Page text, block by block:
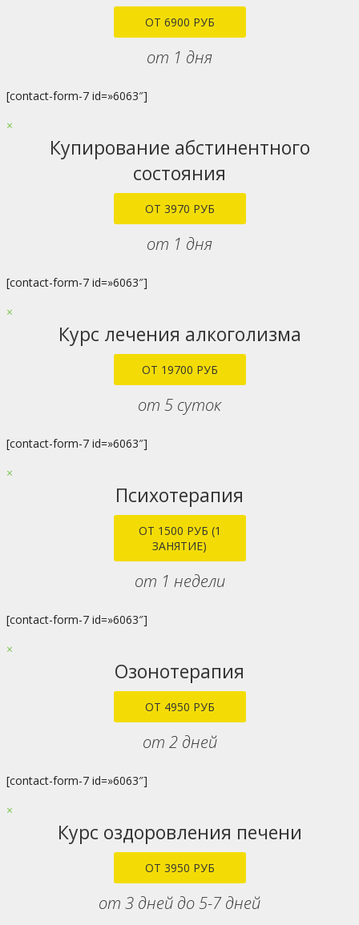
ОТ 6900 РУБ
от 1 дня
[contact-form-7 id=»6063″]
×
Купирование абстинентного
состояния
ОТ 3970 РУБ
от 1 дня
[contact-form-7 id=»6063″]
×
Курс лечения алкоголизма
ОТ 19700 РУБ
от 5 суток
[contact-form-7 id=»6063″]
×
Психотерапия
ОТ 1500 РУБ (1
ЗАНЯТИЕ)
от 1 недели
[contact-form-7 id=»6063″]
×
Озонотерапия
ОТ 4950 РУБ
от 2 дней
[contact-form-7 id=»6063″]
×
Курс оздоровления печени
ОТ 3950 РУБ
от 3 дней до 5-7 дней